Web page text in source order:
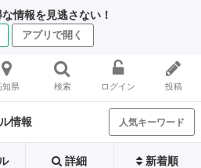
情報を見逃さない！
アプリで開く
知県 検索 ログイン 投稿
情報 人気キーワード
詳細 新着順